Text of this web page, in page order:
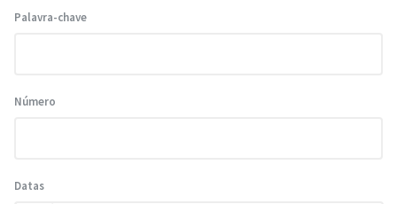
Palavra-chave
Número
Datas